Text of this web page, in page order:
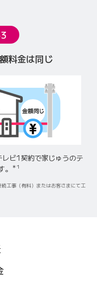
料金は同じ
レビ1契約で家じゅうのテ
＊1
工事（有料）またはお客さまにて工